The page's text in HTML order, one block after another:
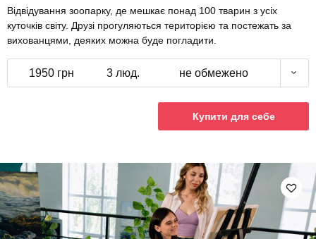
Відвідування зоопарку, де мешкає понад 100 тварин з усіх
куточків світу. Друзі прогуляються територією та постежать за
вихованцями, деяких можна буде погладити.
1950 грн 3 люд. не обмежено
Купити для себе